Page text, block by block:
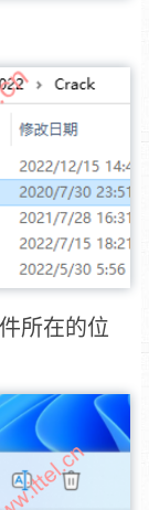
所在的位